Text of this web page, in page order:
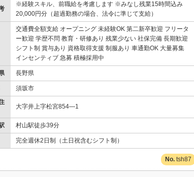
※経験スキル、前職給を考慮します ※みなし残業15時間込み
20,000円分（超過勤務の場合、法令に準じて支給）
交通費全額支給 オープニング 未経験OK 第二新卒歓迎 フリータ
ー歓迎 学歴不問 教育・研修あり 残業少ない 社保完備 長期歓迎
シフト制 賞与あり 資格取得支援 制服あり 車通勤OK 大量募集
インセンティブ 急募 積極採用中
長野県
須坂市
大字井上字松宮854―1
村山駅徒歩39分
完全週休2日制（土日祝含むシフト制）
tsh87